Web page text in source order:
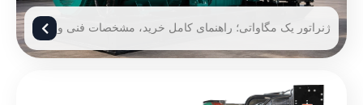
ژنراتور یک مگاواتی؛ راهنمای کامل خرید، مشخصات فنی و